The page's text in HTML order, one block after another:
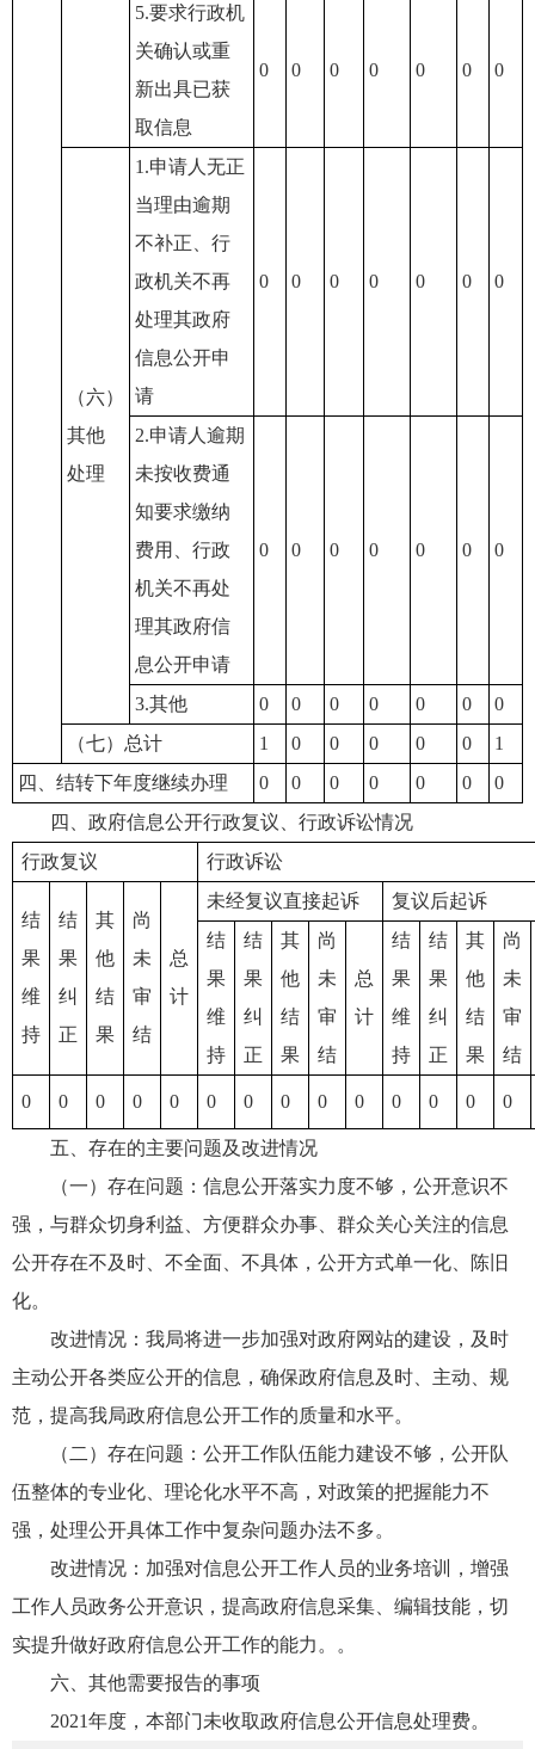
5.要求行政机
关确认或重
新出具已获
取信息
0 0 0 0 0 0 0
（六）
其他
处理
1.申请人无正
当理由逾期
不补正、行
政机关不再
处理其政府
信息公开申
请
0 0 0 0 0 0 0
2.申请人逾期
未按收费通
知要求缴纳
费用、行政
机关不再处
理其政府信
息公开申请
0 0 0 0 0 0 0
3.其他 0 0 0 0 0 0
0
（七）总计
1 0 0 0 0 0
1
四、结转下年度继续办理
0 0 0 0 0 0
0
四、政府信息公开行政复议、行政诉讼情况
行政复议
行政诉讼
结
果
维
持
结
果
纠
正
其
他
结
果
尚
未
审
结
总
计
未经复议直接起诉
复议后起诉
结
果
维
持
结
果
纠
正
其
他
结
果
尚
未
审
结
总
计
结
果
维
持
结
果
纠
正
其
他
结
果
尚
未
审
结
0 0 0 0 0 0 0 0 0 0 0 0 0 0
五、存在的主要问题及改进情况
（一）存在问题：信息公开落实力度不够，公开意识不
强，与群众切身利益、方便群众办事、群众关心关注的信息
公开存在不及时、不全面、不具体，公开方式单一化、陈旧
化。
改进情况：我局将进一步加强对政府网站的建设，及时
主动公开各类应公开的信息，确保政府信息及时、主动、规
范，提高我局政府信息公开工作的质量和水平。
（二）存在问题：公开工作队伍能力建设不够，公开队
伍整体的专业化、理论化水平不高，对政策的把握能力不
强，处理公开具体工作中复杂问题办法不多。
改进情况：加强对信息公开工作人员的业务培训，增强
工作人员政务公开意识，提高政府信息采集、编辑技能，切
实提升做好政府信息公开工作的能力。。
六、其他需要报告的事项
2021年度，本部门未收取政府信息公开信息处理费。